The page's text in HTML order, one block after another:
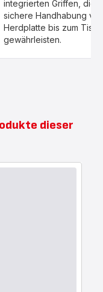
integrierten Griffen, die
sichere Handhabung
Herdplatte bis zum Tisch
gewährleisten.
dieser